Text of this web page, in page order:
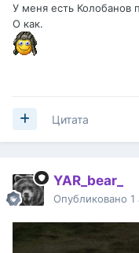
У меня есть Колобанов
О как.
Цитата
YAR_bear_
Опубликовано 1